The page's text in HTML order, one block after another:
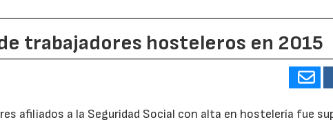
trabajadores hosteleros en 2015
afiliados a la Seguridad Social con alta en hostelería fue